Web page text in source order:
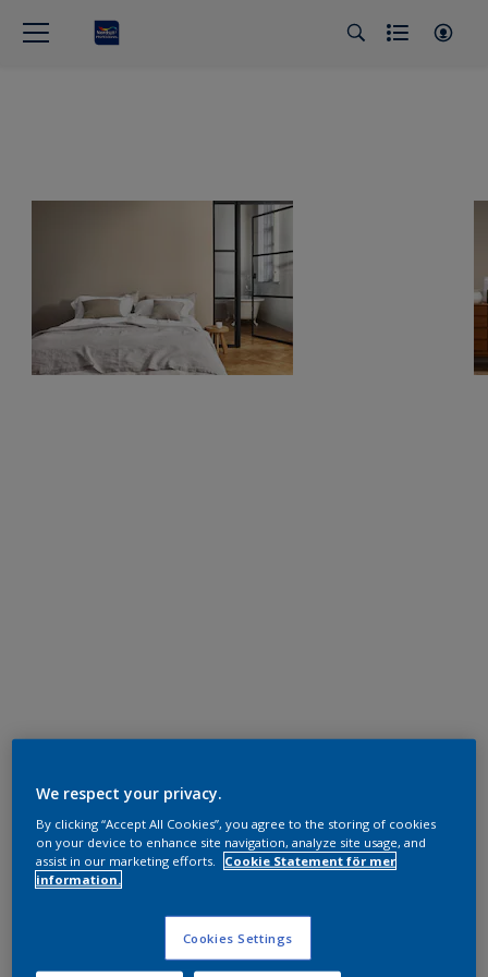
We respect your privacy.
By clicking “Accept All Cookies”, you agree to the storing of cookies
on your device to enhance site navigation, analyze site usage, and
assist in our marketing efforts.
Cookie Statement för mer
information.
Cookies Settings